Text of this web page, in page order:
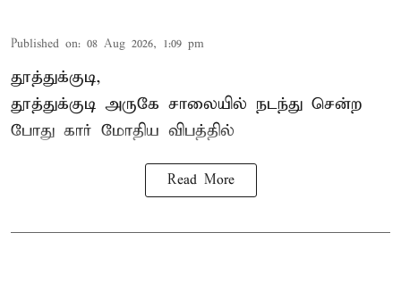
Published on: 08 Aug 2026, 1:09 pm
தூத்துக்குடி,
தூத்துக்குடி அருகே சாலையில் நடந்து சென்ற
போது கார் மோதிய விபத்தில்
Read More